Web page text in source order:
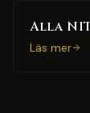
Alla
Läs mer